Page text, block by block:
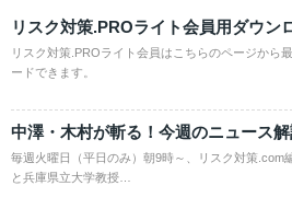
リスク対策.PROライト会員用ダウン
リスク対策.PROライト会員はこちらのページから
ードできます。
中澤・木村が斬る！今週のニュース
毎週火曜日（平日のみ）朝9時～、リスク対策
と兵庫県立大学教授…